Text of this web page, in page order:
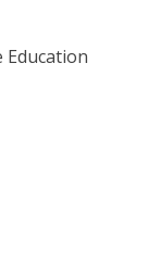
Education